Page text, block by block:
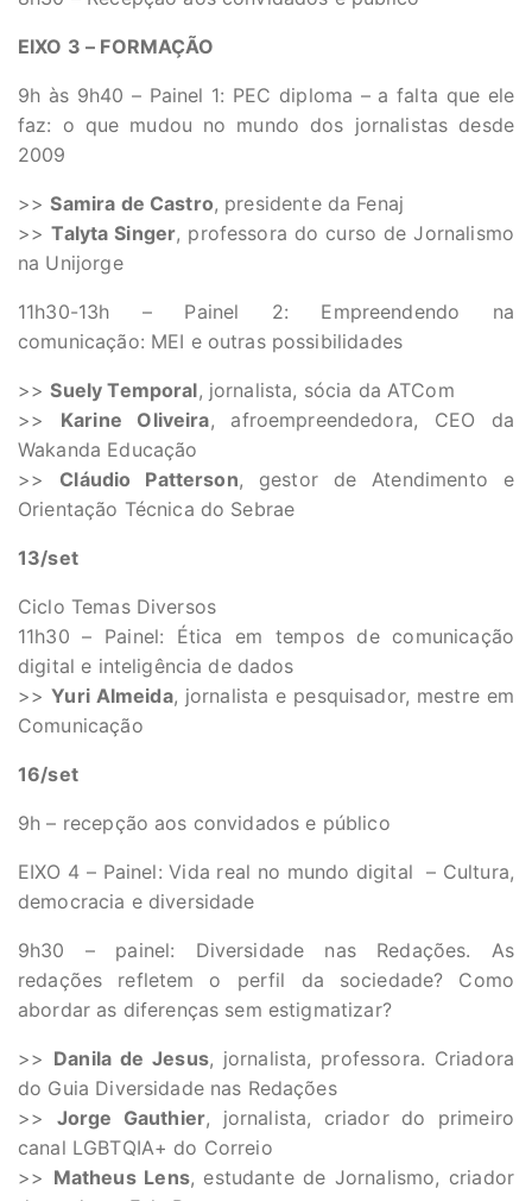
EIXO 3 – FORMAÇÃO
9h às 9h40 – Painel 1: PEC diploma – a falta que ele
faz: o que mudou no mundo dos jornalistas desde
2009
>>Samira de Castro, presidente da Fenaj
>>Talyta Singer, professora do curso de Jornalismo
na Unijorge
11h30-13h – Painel 2: Empreendendo na
comunicação: MEI e outras possibilidades
>>Suely Temporal, jornalista, sócia da ATCom
>> Karine Oliveira, afroempreendedora, CEO da
Wakanda Educação
>> Cláudio Patterson, gestor de Atendimento e
Orientação Técnica do Sebrae
13/set
Ciclo Temas Diversos
11h30 – Painel: Ética em tempos de comunicação
digital e inteligência de dados
>>Yuri Almeida, jornalista e pesquisador, mestre em
Comunicação
16/set
9h – recepção aos convidados e público
EIXO 4 – Painel: Vida real no mundo digital – Cultura,
democracia e diversidade
9h30 – painel: Diversidade nas Redações. As
redações refletem o perfil da sociedade? Como
abordar as diferenças sem estigmatizar?
>> Danila de Jesus, jornalista, professora. Criadora
do Guia Diversidade nas Redações
>> Jorge Gauthier, jornalista, criador do primeiro
canal LGBTQIA+ do Correio
>> Matheus Lens, estudante de Jornalismo, criador